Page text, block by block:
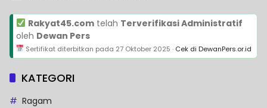
Rakyat45.comtelah Terverifikasi Administratif
oleh Dewan Pers
Sertifikat diterbitkan pada 27 Oktober 2025 · Cek di DewanPers.or.id
KATEGORI
Ragam